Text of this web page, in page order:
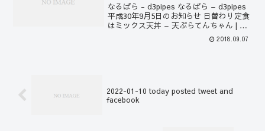
なるぱら - d3pipes なるぱら – d3pipes
平成30年9月5日のお知らせ 日替わり定食
はミックス天丼 – 天ぷらてんちゃん | 名
古屋市緑区鳴海 #天ぷら #天丼…
01:31:47 なるぱら - d3pipes 平成30年...
2018.09.07
2022-01-10 today posted tweet and
facebook